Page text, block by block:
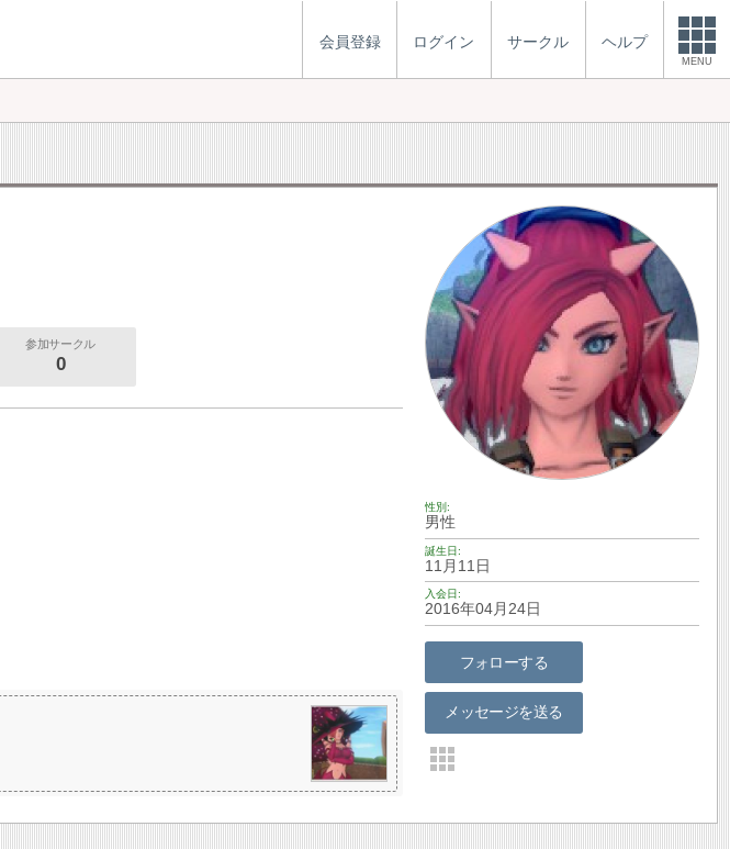
会員登録 ログイン サークル ヘルプ
MENU
参加サークル
0
性別
男性
誕生日
11月11日
入会日
2016年04月24日
フォローする
メッセージを送る